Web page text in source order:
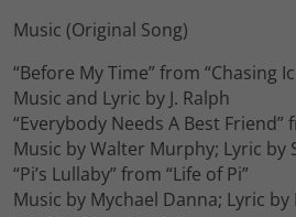
Music (Original Song)
“Before My Time” from “Chasing
Music and Lyric by J. Ralph
“Everybody Needs A Best Friend”
Music by Walter Murphy; Lyric by
“Pi’s Lullaby” from “Life of Pi”
Music by Mychael Danna; Lyric by